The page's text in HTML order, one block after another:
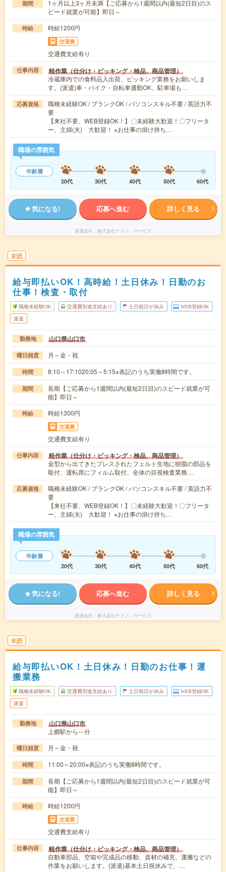
期間
1ヶ月以上3ヶ月未満【ご応募から1週間以内(最短2日目)のス
ピード就業が可能】即日～
時給 時給1200円
交通費
交通費支給有り
仕事内容 軽作業（仕分け・ピッキング・検品、商品管理）
冷蔵庫内での食料品入出荷、ピッキング業務をお願いしま
す。(派遣)車・バイク・自転車通勤OK、駐車場も…
応募資格
職種未経験OK / ブランクOK / パソコンスキル不要 / 英語力不
要
【来社不要、WEB登録OK！】〇未経験大歓迎！〇フリータ
ー、主婦(夫) 大歓迎！ ※お仕事の掛け持ち…
職場の雰囲気
年齢層
20代
30代 40代 50代 60代
気になる! 応募へ進む 詳しく見る
派遣会社 株式会社テクノ・サービス
未読
給与即払いOK！高時給！土日休み！日勤のお
仕事！検査・取付
職種未経験OK 交通費別途支給あり 土日祝日が休み WEB登録OK
派遣
勤務地 山口県山口市
曜日頻度 月～金・祝
時間 8:10～17:1020:05～5:15※表記のうち実働8時間です。
期間
長期【ご応募から1週間以内(最短2日目)のスピード就業が可
能】即日～
時給 時給1300円
交通費
交通費支給有り
仕事内容 軽作業（仕分け・ピッキング・検品、商品管理）
金型から出てきたプレスされたフェルト生地に樹脂の部品を
取付、運転席にフィルム取付、全体の目視検査業務…
応募資格
職種未経験OK / ブランクOK / パソコンスキル不要 / 英語力不
要
【来社不要、WEB登録OK！】〇未経験大歓迎！〇フリータ
ー、主婦(夫) 大歓迎！ ※お仕事の掛け持ち…
職場の雰囲気
年齢層
20代
30代 40代 50代 60代
気になる! 応募へ進む 詳しく見る
派遣会社 株式会社テクノ・サービス
未読
給与即払いOK！土日休み！日勤のお仕事！運
搬業務
職種未経験OK 交通費別途支給あり 土日祝日が休み WEB登録OK
派遣
勤務地 山口県山口市
上郷駅から---分
曜日頻度 月～金・祝
時間 11:00～20:00※表記のうち実働8時間です。
期間
長期【ご応募から1週間以内(最短2日目)のスピード就業が可
能】即日～
時給 時給1200円
交通費
交通費支給有り
仕事内容 軽作業（仕分け・ピッキング・検品、商品管理）
自動車部品、空箱や完成品の移動、資材の補充、運搬などの
作業をお願いします。(派遣)基本土日祝休みで、…